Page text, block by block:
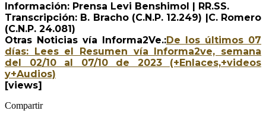
Información: Prensa Levi Benshimol | RR.SS.
Transcripción: B. Bracho (C.N.P. 12.249) |C. Romero
(C.N.P. 24.081)
Otras Noticias vía Informa2Ve.:De los últimos 07
días: Lees el Resumen vía Informa2ve, semana
del 02/10 al 07/10 de 2023 (+Enlaces,+videos
y+Audios)
[views]
Compartir